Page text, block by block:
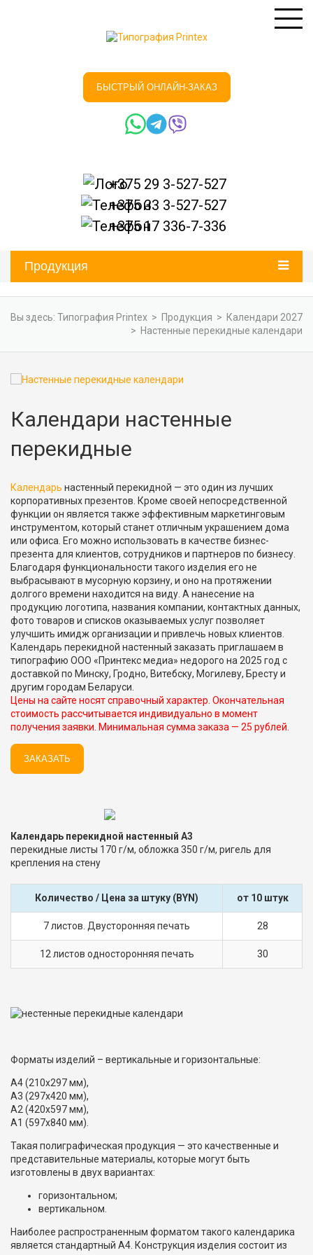
БЫСТРЫЙ ОНЛАЙН-ЗАКАЗ
+375 29 3-527-527
+375 33 3-527-527
+375 17 336-7-336
Продукция
Вы здесь: Типография Printex > Продукция > Календари 2027
> Настенные перекидные календари
Календари настенные
перекидные
Календарь настенный перекидной — это один из лучших
корпоративных презентов. Кроме своей непосредственной
функции он является также эффективным маркетинговым
инструментом, который станет отличным украшением дома
или офиса. Его можно использовать в качестве бизнес-
презента для клиентов, сотрудников и партнеров по бизнесу.
Благодаря функциональности такого изделия его не
выбрасывают в мусорную корзину, и оно на протяжении
долгого времени находится на виду. А нанесение на
продукцию логотипа, названия компании, контактных данных,
фото товаров и списков оказываемых услуг позволяет
улучшить имидж организации и привлечь новых клиентов.
Календарь перекидной настенный заказать приглашаем в
типографию ООО «Принтекс медиа» недорого на 2025 год с
доставкой по Минску, Гродно, Витебску, Могилеву, Бресту и
другим городам Беларуси.
Цены на сайте носят справочный характер. Окончательная
стоимость рассчитывается индивидуально в момент
получения заявки. Минимальная сумма заказа — 25 рублей.
ЗАКАЗАТЬ
Календарь перекидной настенный А3
перекидные листы 170 г/м, обложка 350 г/м, ригель для
крепления на стену
Количество / Цена за штуку (BYN) от 10 штук
7 листов. Двусторонняя печать 28
12 листов односторонняя печать 30
Форматы изделий – вертикальные и горизонтальные:
А4 (210х297 мм),
А3 (297х420 мм),
А2 (420х597 мм),
А1 (597х840 мм).
Такая полиграфическая продукция — это качественные и
представительные материалы, которые могут быть
изготовлены в двух вариантах:
горизонтальном;
вертикальном.
Наиболее распространенным форматом такого календарика
является стандартный А4. Конструкция изделия состоит из